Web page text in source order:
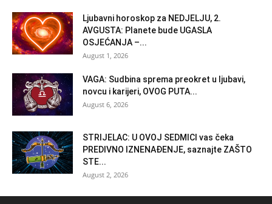
Ljubavni horoskop za NEDJELJU, 2.
AVGUSTA: Planete bude UGASLA
OSJEĆANJA –...
August 1, 2026
VAGA: Sudbina sprema preokret u ljubavi,
novcu i karijeri, OVOG PUTA...
August 6, 2026
STRIJELAC: U OVOJ SEDMICI vas čeka
PREDIVNO IZNENAĐENJE, saznajte ZAŠTO
STE...
August 2, 2026